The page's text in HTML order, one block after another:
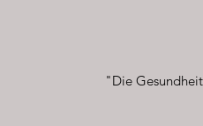
"Die